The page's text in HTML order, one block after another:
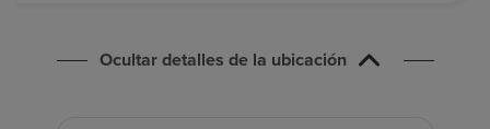
Ocultar detalles de la ubicación